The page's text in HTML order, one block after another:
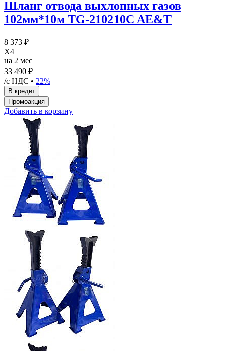
Шланг отвода выхлопных газов
102мм*10м TG-210210C AE&T
8 373 ₽
X4
на 2 мес
33 490 ₽
/с НДС • 22%
Добавить в корзину